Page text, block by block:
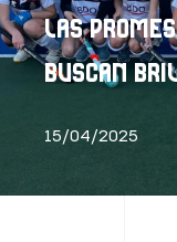
LAS
BUSCAN
15/04/2025